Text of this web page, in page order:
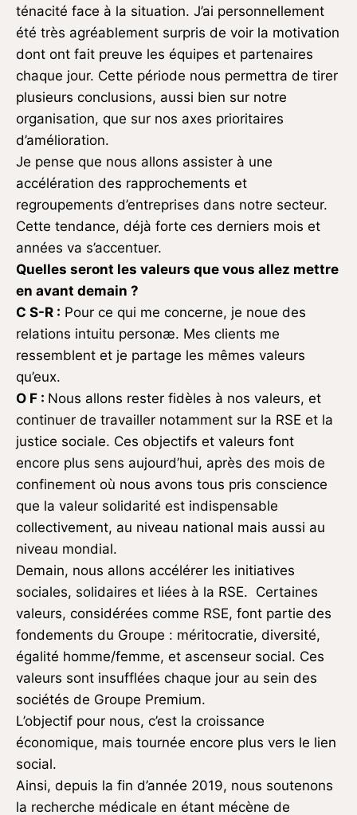
ténacité face à la situation. J’ai personnellement
été très agréablement surpris de voir la motivation
dont ont fait preuve les équipes et partenaires
chaque jour. Cette période nous permettra de tirer
plusieurs conclusions, aussi bien sur notre
organisation, que sur nos axes prioritaires
d’amélioration.
Je pense que nous allons assister à une
accélération des rapprochements et
regroupements d’entreprises dans notre secteur.
Cette tendance, déjà forte ces derniers mois et
années va s’accentuer.
Quelles seront les valeurs que vous allez mettre
en avant demain ?
C S-R : Pour ce qui me concerne, je noue des
relations intuitu personæ. Mes clients me
ressemblent et je partage les mêmes valeurs
qu’eux.
O F : Nous allons rester fidèles à nos valeurs, et
continuer de travailler notamment sur la RSE et la
justice sociale. Ces objectifs et valeurs font
encore plus sens aujourd’hui, après des mois de
confinement où nous avons tous pris conscience
que la valeur solidarité est indispensable
collectivement, au niveau national mais aussi au
niveau mondial.
Demain, nous allons accélérer les initiatives
sociales, solidaires et liées à la RSE. Certaines
valeurs, considérées comme RSE, font partie des
fondements du Groupe : méritocratie, diversité,
égalité homme/femme, et ascenseur social. Ces
valeurs sont insufflées chaque jour au sein des
sociétés de Groupe Premium.
L’objectif pour nous, c’est la croissance
économique, mais tournée encore plus vers le lien
social.
Ainsi, depuis la fin d’année 2019, nous soutenons
la recherche médicale en étant mécène de